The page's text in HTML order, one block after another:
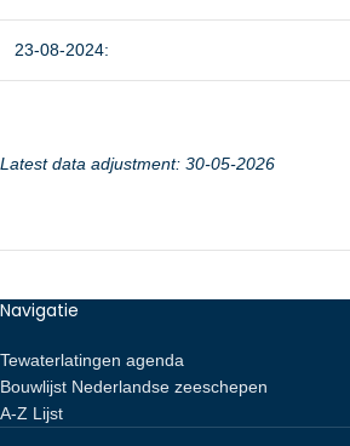
23-08-2024:
Latest data adjustment: 30-05-2026
Navigatie
Tewaterlatingen agenda
Bouwlijst Nederlandse zeeschepen
A-Z Lijst